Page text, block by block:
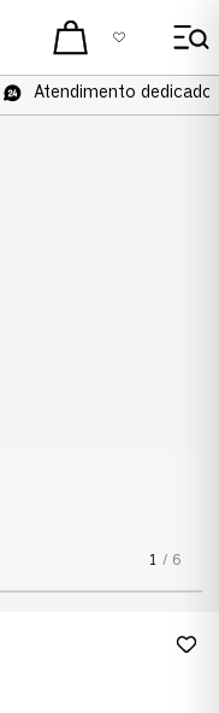
Atendimento dedicado
1 / 6